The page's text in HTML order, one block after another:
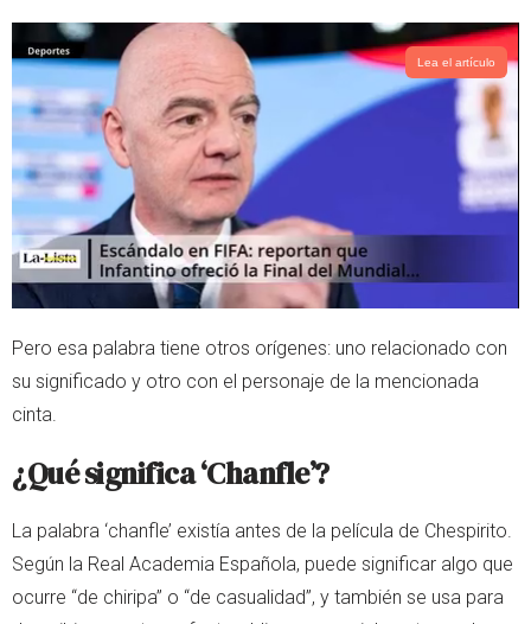
Lea el artículo
Pero esa palabra tiene otros orígenes: uno relacionado con
su significado y otro con el personaje de la mencionada
cinta.
¿Qué significa ‘Chanfle’?
La palabra ‘chanfle’ existía antes de la película de Chespirito.
Según la Real Academia Española, puede significar algo que
ocurre “de chiripa” o “de casualidad”, y también se usa para